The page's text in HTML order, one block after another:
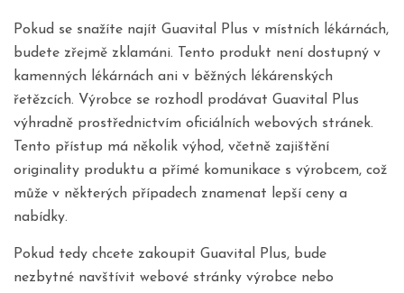
Pokud se snažíte najít Guavital Plus v místních lékárnách,
budete zřejmě zklamáni. Tento produkt není dostupný v
kamenných lékárnách ani v běžných lékárenských
řetězcích. Výrobce se rozhodl prodávat Guavital Plus
výhradně prostřednictvím oficiálních webových stránek.
Tento přístup má několik výhod, včetně zajištění
originality produktu a přímé komunikace s výrobcem, což
může v některých případech znamenat lepší ceny a
nabídky.
Pokud tedy chcete zakoupit Guavital Plus, bude
nezbytné navštívit webové stránky výrobce nebo